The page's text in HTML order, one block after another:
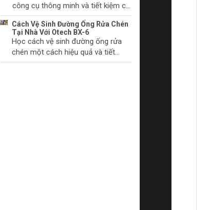
công cụ thông minh và tiết kiệm chi
phí với dây điện thừa. Biến không
gian làm việc của bạn trở nên gọn
gàng và khoa học.
Cách Vệ Sinh Đường Ống Rửa Chén
Tại Nhà Với Otech BX-6
Học cách vệ sinh đường ống rửa
chén một cách hiệu quả và tiết
kiệm thời gian tại nhà với sản phẩm